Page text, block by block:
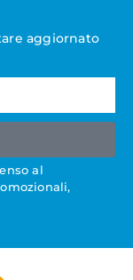
aggiornato
al